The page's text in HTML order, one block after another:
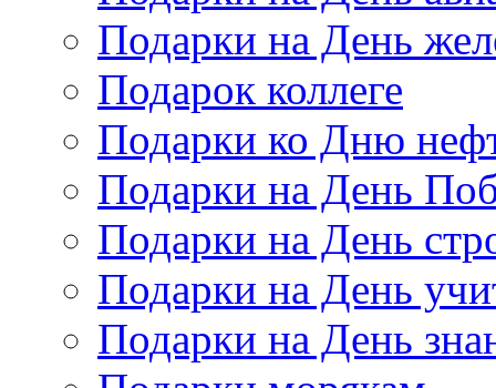
Подарки на День
Подарок коллеге
Подарки ко Дню
Подарки на День
Подарки на День
Подарки на День
Подарки на День